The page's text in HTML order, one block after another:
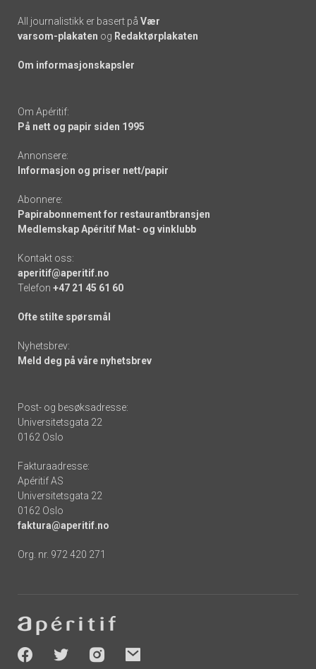
All journalistikk er basert på Vær
varsom-plakaten og Redaktørplakaten
Om informasjonskapsler
Om Apéritif:
På nett og papir siden 1995
Annonsere:
Informasjon og priser nett/papir
Abonnere:
Papirabonnement for restaurantbransjen
Medlemskap Apéritif Mat- og vinklubb
Kontakt oss:
aperitif@aperitif.no
Telefon +47 21 45 61 60
Ofte stilte spørsmål
Nyhetsbrev:
Meld deg på våre nyhetsbrev
Post- og besøksadresse:
Universitetsgata 22
0162 Oslo
Fakturaadresse:
Apéritif AS
Universitetsgata 22
0162 Oslo
faktura@aperitif.no
Org. nr. 972 420 271
-